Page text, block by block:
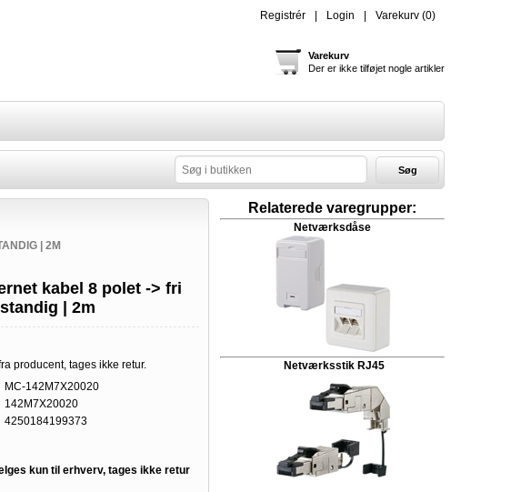
Registrér Login Varekurv (0)
Varekurv
Der er ikke tilføjet nogle artikler
Søg
| 2M
kabel 8 polet -> fri
| 2m
producent, tages ikke retur.
MC-142M7X20020
142M7X20020
4250184199373
kun til erhverv, tages ikke retur
Relaterede varegrupper:
Netværksdåse
Netværksstik RJ45